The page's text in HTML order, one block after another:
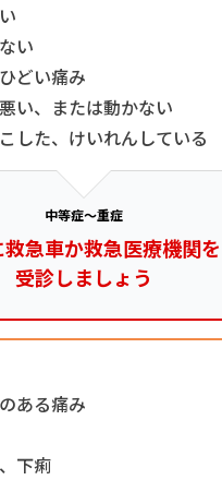
い
どい痛み
い、または動かない
した、けいれんしている
中等症～重症
急車か救急医療機関を
受診しましょう
ある痛み
下痢